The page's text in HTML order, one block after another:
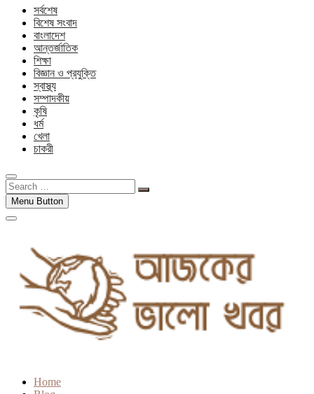
সর্বশেষ
বিশেষ সংবাদ
বাংলাদেশ
আন্তর্জাতিক
শিক্ষা
বিজ্ঞান ও প্রযুক্তি
স্বাস্থ্য
সম্পাদকীয়
কৃষি
ধর্ম
খেলা
চাকরী
Search
…Menu Button
Home